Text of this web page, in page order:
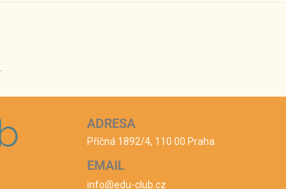
ADRESA
Příčná 1892/4, 110 00 Praha
EMAIL
info@edu-club.cz